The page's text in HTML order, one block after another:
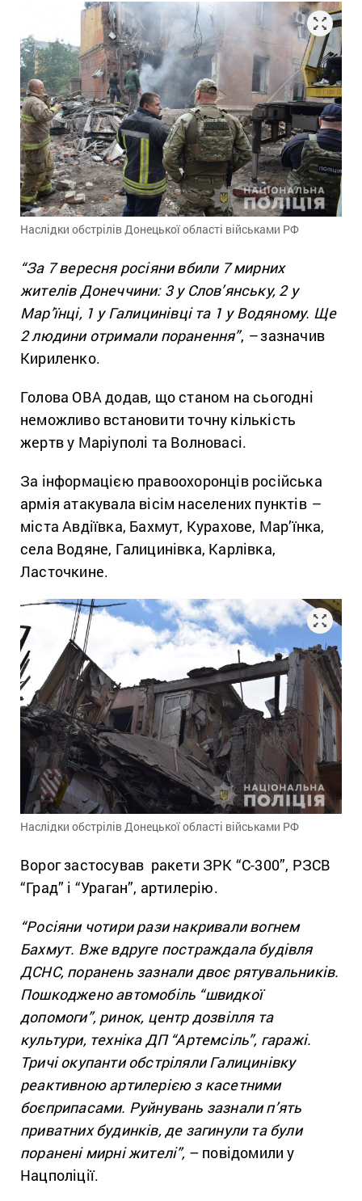
Наслідки обстрілів Донецької області військами РФ
“За 7 вересня росіяни вбили 7 мирних
жителів Донеччини: 3 у Слов’янську, 2 у
Мар’їнці, 1 у Галицинівці та 1 у Водяному. Ще
2 людини отримали поранення”, –зазначив
Кириленко.
Голова ОВА додав, що станом на сьогодні
неможливо встановити точну кількість
жертв у Маріуполі та Волновасі.
За інформацією правоохоронців російська
армія атакувала вісім населених пунктів –
міста Авдіївка, Бахмут, Курахове, Мар’їнка,
села Водяне, Галицинівка, Карлівка,
Ласточкине.
Наслідки обстрілів Донецької області військами РФ
Ворог застосував ракети ЗРК “С-300”, РЗСВ
“Град” і “Ураган”, артилерію.
“Росіяни чотири рази накривали вогнем
Бахмут. Вже вдруге постраждала будівля
ДСНС, поранень зазнали двоє рятувальників.
Пошкоджено автомобіль “швидкої
допомоги”, ринок, центр дозвілля та
культури, техніка ДП “Артемсіль”, гаражі.
Тричі окупанти обстріляли Галицинівку
реактивною артилерією з касетними
боєприпасами. Руйнувань зазнали п’ять
приватних будинків, де загинули та були
поранені мирні жителі”, – повідомили у
Нацполіції.